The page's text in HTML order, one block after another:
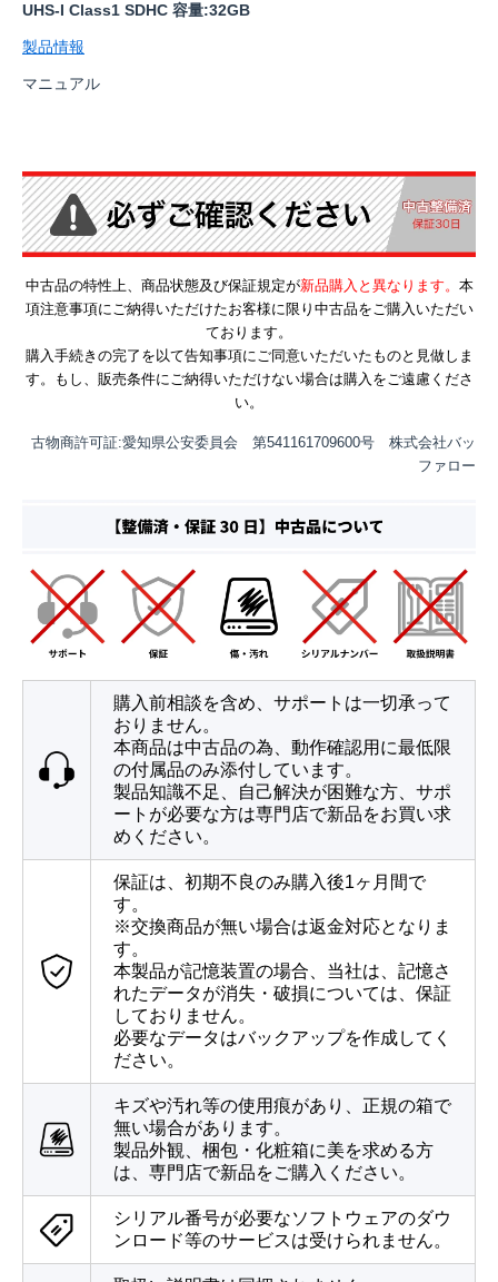
UHS-I Class1 SDHC 容量:32GB
製品情報
マニュアル
中古品の特性上、商品状態及び保証規定が新品購入と異なります。 本
項注意事項にご納得いただけたお客様に限り中古品をご購入いただい
ております。
購入手続きの完了を以て告知事項にご同意いただいたものと見做しま
す。もし、販売条件にご納得いただけない場合は購入をご遠慮くださ
い。
古物商許可証:愛知県公安委員会 第541161709600号 株式会社バッ
ファロー
購入前相談を含め、サポートは一切承って
おりません。
本商品は中古品の為、動作確認用に最低限
の付属品のみ添付しています。
製品知識不足、自己解決が困難な方、サポ
ートが必要な方は専門店で新品をお買い求
めください。
保証は、初期不良のみ購入後1ヶ月間で
す。
※交換商品が無い場合は返金対応となりま
す。
本製品が記憶装置の場合、当社は、記憶さ
れたデータが消失・破損については、保証
しておりません。
必要なデータはバックアップを作成してく
ださい。
キズや汚れ等の使用痕があり、正規の箱で
無い場合があります。
製品外観、梱包・化粧箱に美を求める方
は、専門店で新品をご購入ください。
シリアル番号が必要なソフトウェアのダウ
ンロード等のサービスは受けられません。